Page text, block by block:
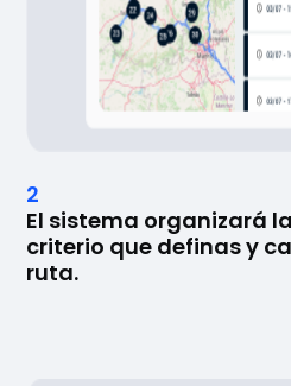
2
El sistema organizará
criterio que definas y
ruta.